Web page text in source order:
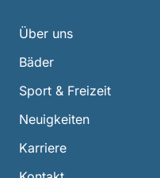
Über uns
Bäder
Sport & Freizeit
Neuigkeiten
Karriere